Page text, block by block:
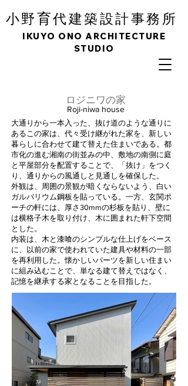
小野育代建築設計事務所
IKUYO ONO ARCHITECTURE
STUDIO
大通りから一本入った、抜け道のような通りに
あるこの家は、代々受け継がれた家を、新しい
暮らしに合わせて建て替えた住まいである。都
市化の進む湘南の街並みの中、敷地の南側に庭
と平屋部分を配置することで、「抜け」をつく
り、通りからの風通しと見通しを確保した。
外観は、周囲の景観が暗くならないよう、白い
ガルバリウム鋼板を貼っている。一方、玄関ポ
ーチの軒には、厚さ30mmの杉板を貼り、壁に
は横格子木を取り付け、木に囲まれた軒下空間
とした。
内装は、木と漆喰のシンプルな仕上げをベース
に、以前の家で使われていた建具や材料の一部
を再利用した。懐かしいパーツを新しい住まい
に組み込むことで、単なる建て替えではなく、
記憶を継承する家となることを目指した。
​ロジニワの家
Roji-niwa house